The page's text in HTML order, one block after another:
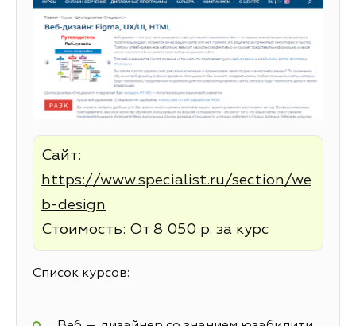
Сайт:
https://www.specialist.ru/section/we
b-design
Стоимость: От 8 050 р. за курс
Список курсов: